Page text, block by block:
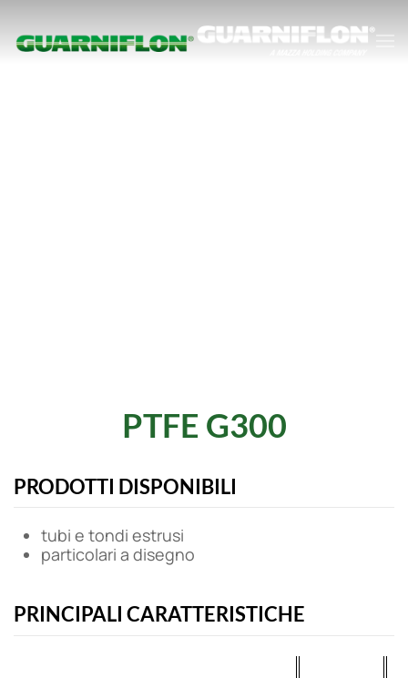
Skip to main content
PTFE G300
PRODOTTI DISPONIBILI
tubi e tondi estrusi
particolari a disegno
PRINCIPALI CARATTERISTICHE